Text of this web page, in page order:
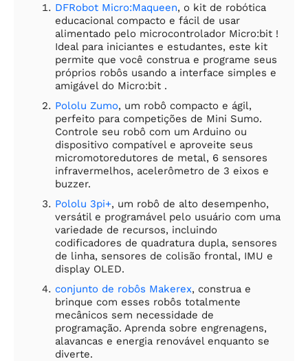
DFRobot Micro:Maqueen, o kit de robótica
educacional compacto e fácil de usar
alimentado pelo microcontrolador Micro:bit !
Ideal para iniciantes e estudantes, este kit
permite que você construa e programe seus
próprios robôs usando a interface simples e
amigável do Micro:bit .
Pololu Zumo, um robô compacto e ágil,
perfeito para competições de Mini Sumo.
Controle seu robô com um Arduino ou
dispositivo compatível e aproveite seus
micromotoredutores de metal, 6 sensores
infravermelhos, acelerômetro de 3 eixos e
buzzer.
Pololu 3pi+, um robô de alto desempenho,
versátil e programável pelo usuário com uma
variedade de recursos, incluindo
codificadores de quadratura dupla, sensores
de linha, sensores de colisão frontal, IMU e
display OLED.
conjunto de robôs Makerex, construa e
brinque com esses robôs totalmente
mecânicos sem necessidade de
programação. Aprenda sobre engrenagens,
alavancas e energia renovável enquanto se
diverte.